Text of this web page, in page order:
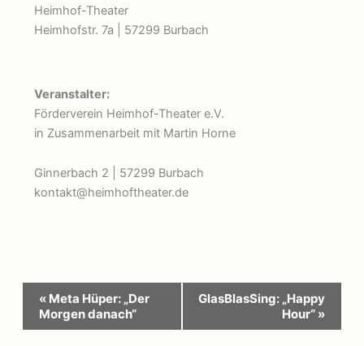
Heimhof-Theater
Heimhofstr. 7a | 57299 Burbach
Veranstalter:
Förderverein Heimhof-Theater e.V.
in Zusammenarbeit mit Martin Horne
Ginnerbach 2 | 57299 Burbach
kontakt@heimhoftheater.de
Veranstaltung-
Navigation
«Meta Hüper: „Der
Morgen danach“
GlasBlasSing: „Happy
Hour“ »